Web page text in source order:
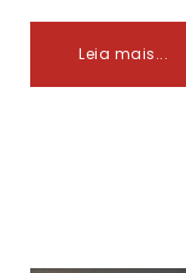
Leia mais...